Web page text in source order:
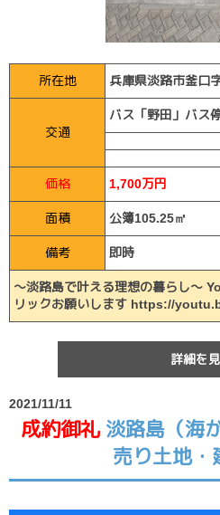
所在地 兵庫県淡路市釜口
交通
バス「野田」バス
価格 1,700万円
面積 公簿105.25㎡
備考 即時
～淡路島で叶える理想の暮らし～
リックお願いします https://
詳細を
2021/11/11
成約御礼 淡路島（海
売り土地・